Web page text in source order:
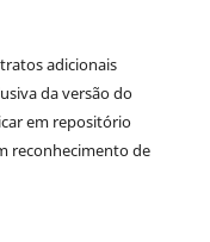
adicionais
da versão do
em repositório
reconhecimento de